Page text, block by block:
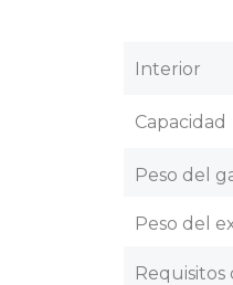
Interior
Capacidad
Peso del
Peso del
Requisitos